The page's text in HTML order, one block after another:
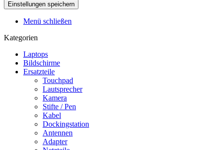
Menü schließen
Kategorien
Laptops
Bildschirme
Ersatzteile
Touchpad
Lautsprecher
Kamera
Stifte / Pen
Kabel
Dockingstation
Antennen
Adapter